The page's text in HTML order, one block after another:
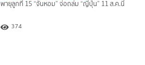
พายุลูกที่ 15 “จันหอม” จ่อถล่ม “ญี่ปุ่น” 11 ส.ค.นี้
374